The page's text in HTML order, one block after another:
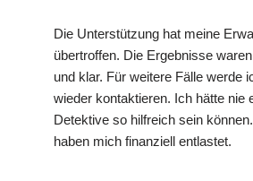
Die Unterstützung hat meine
übertroffen. Die Ergebnisse
und klar. Für weitere Fälle werde
wieder kontaktieren. Ich hätte nie
Detektive so hilfreich sein
haben mich finanziell entlastet.